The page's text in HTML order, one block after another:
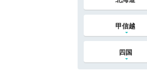
甲信越
四国